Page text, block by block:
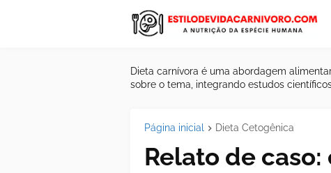
Dieta carnívora é uma abordagem
sobre o tema, integrando estudos
Página inicial Dieta Cetogênica
Relato de